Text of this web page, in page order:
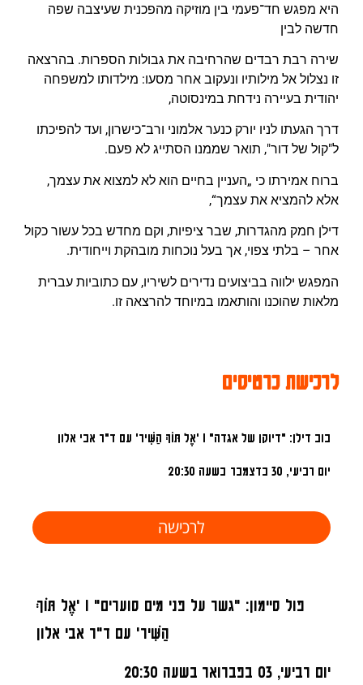
היא מפגש חד־פעמי בין מוזיקה מהפכנית שעיצבה שפה
חדשה לבין
שירה רבת רבדים שהרחיבה את גבולות הספרות. בהרצאה
זו נצלול אל מילותיו ונעקוב אחר מסעו: מילדותו למשפחה
יהודית בעיירה נידחת במינסוטה,
דרך הגעתו לניו יורק כנער אלמוני ורב־כישרון, ועד להפיכתו
ל"קול של דור", תואר שממנו הסתייג לא פעם.
ברוח אמירתו כי „העניין בחיים הוא לא למצוא את עצמך,
אלא להמציא את עצמך“,
דילן חמק מהגדרות, שבר ציפיות, וקם מחדש בכל עשור כקול
אחר – בלתי צפוי, אך בעל נוכחות מובהקת וייחודית.
המפגש ילווה בביצועים נדירים לשיריו, עם כתוביות עברית
מלאות שהוכנו והותאמו במיוחד להרצאה זו.
לרכישת כרטיסים
בוב דילן: "דיוקן של אגדה" I 'אֶל תּוֹךְ הַשִּׁיר' עם ד"ר אבי אלון
יום רביעי, 30 בדצמבר בשעה 20:30
לרכישה
פול סיימון: "גשר על פני מים סוערים" I 'אֶל תּוֹךְ
הַשִּׁיר' עם ד"ר אבי אלון
יום רביעי, 03 בפברואר בשעה 20:30